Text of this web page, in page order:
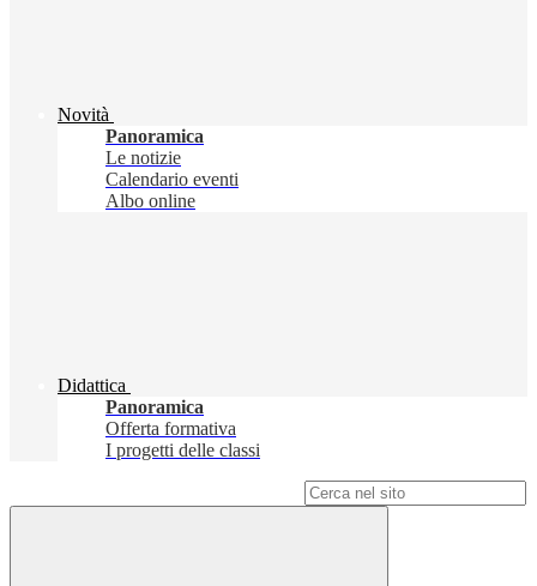
Novità
Panoramica
Le notizie
Calendario eventi
Albo online
Didattica
Panoramica
Offerta formativa
I progetti delle classi